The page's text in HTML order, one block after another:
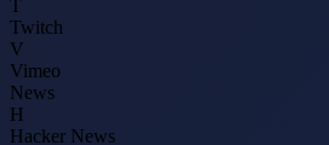
T
Twitch
V
Vimeo
News
H
Hacker News